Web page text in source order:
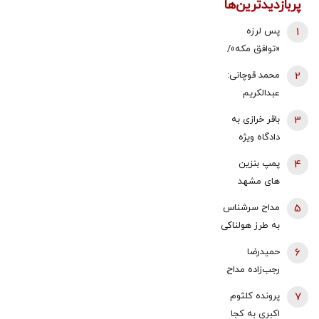
پربازدیدترین‌ها
پس لرزه
«توافق مکه»/
داد: بر علیه
ایران نیست
1
محمد قوچانی:
عبدالکریم
همچنان نسخه
پاکسازی
دانشگاه
شده است |
سروش به زبان
چپ سخن
می‌گوید و نظام
2
باقر خرازی به
دادگاه ویژه
شد/ جهانگیر:
اگر در دادگاه
حضور پیدا
نکند، حتماً
3
پمپ بنزین
های مشهد
4
مداح سرشناس
به طرز هولناکی
فیلم جنایت
برای خانواده
ارسال شد
5
حمیدرضا
رجب‌زاده مداح
کیست و
6
پرونده کلثوم
اکبری به کجا
7